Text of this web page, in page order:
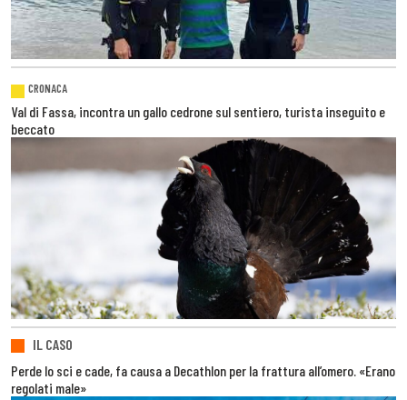
CRONACA
Val di Fassa, incontra un gallo cedrone sul sentiero, turista inseguito e
beccato
IL CASO
Perde lo sci e cade, fa causa a Decathlon per la frattura all’omero. «Erano
regolati male»